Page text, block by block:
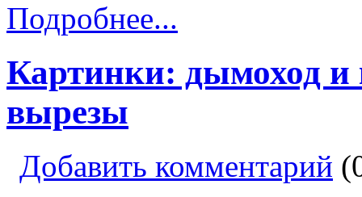
Подробнее...
Картинки: дымоход и
вырезы
Добавить комментарий